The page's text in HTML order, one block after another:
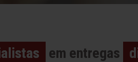
em entregas